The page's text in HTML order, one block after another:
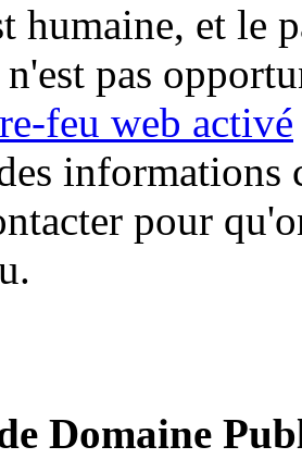
humaine, et le
pas
feu web activé
informations
pour
Domaine